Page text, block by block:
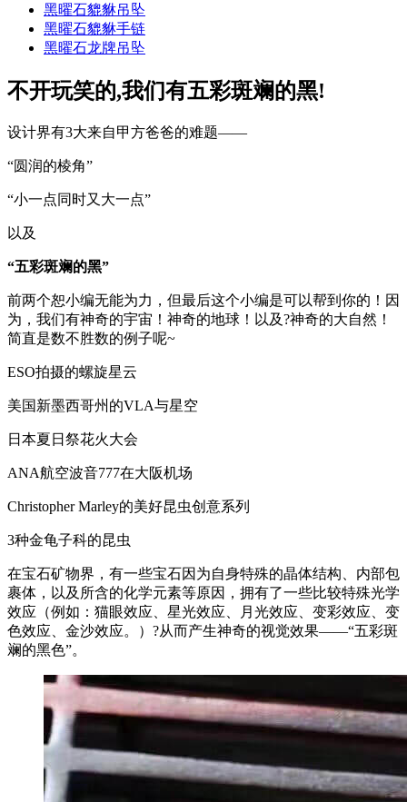
黑曜石貔貅吊坠
黑曜石貔貅手链
黑曜石龙牌吊坠
不开玩笑的,我们有五彩斑斓的黑!
设计界有3大来自甲方爸爸的难题——
“圆润的棱角”
“小一点同时又大一点”
以及
“五彩斑斓的黑”
前两个恕小编无能为力，但最后这个小编是可以帮到你的！因
为，我们有神奇的宇宙！神奇的地球！以及?神奇的大自然！
简直是数不胜数的例子呢~
ESO拍摄的螺旋星云
美国新墨西哥州的VLA与星空
日本夏日祭花火大会
ANA航空波音777在大阪机场
Christopher Marley的美好昆虫创意系列
3种金龟子科的昆虫
在宝石矿物界，有一些宝石因为自身特殊的晶体结构、内部包
裹体，以及所含的化学元素等原因，拥有了一些比较特殊光学
效应（例如：猫眼效应、星光效应、月光效应、变彩效应、变
色效应、金沙效应。）?从而产生神奇的视觉效果——“五彩斑
斓的黑色”。